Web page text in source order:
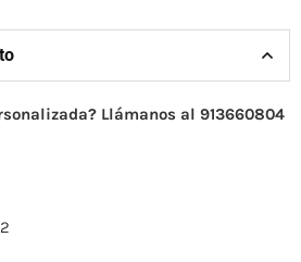
Llámanos al 913660804